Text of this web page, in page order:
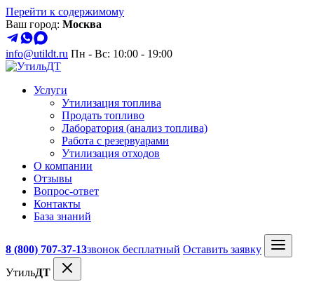
Перейти к содержимому
Ваш город: Москва
info@utildt.ru Пн - Вс: 10:00 - 19:00
Услуги
Утилизация топлива
Продать топливо
Лаборатория (анализ топлива)
Работа с резервуарами
Утилизация отходов
О компании
Отзывы
Вопрос-ответ
Контакты
База знаний
8 (800) 707-37-13звонок бесплатный Оставить заявку
УтильДТ